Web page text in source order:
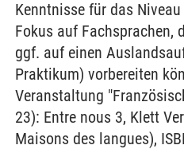
Kenntnisse für das
Fokus auf Fachsprachen,
ggf. auf einen
Praktikum) vorbereiten
Veranstaltung
23): Entre nous 3, Klett
Maisons des langues),